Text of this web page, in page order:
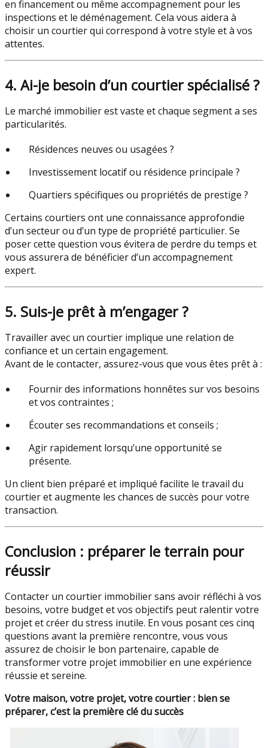
en financement ou même accompagnement pour les
inspections et le déménagement. Cela vous aidera à
choisir un courtier qui correspond à votre style et à vos
attentes.
4. Ai-je besoin d’un courtier spécialisé ?
Le marché immobilier est vaste et chaque segment a ses
particularités.
Résidences neuves ou usagées ?
Investissement locatif ou résidence principale ?
Quartiers spécifiques ou propriétés de prestige ?
Certains courtiers ont une connaissance approfondie
d’un secteur ou d’un type de propriété particulier. Se
poser cette question vous évitera de perdre du temps et
vous assurera de bénéficier d’un accompagnement
expert.
5. Suis-je prêt à m’engager ?
Travailler avec un courtier implique une relation de
confiance et un certain engagement.
Avant de le contacter, assurez-vous que vous êtes prêt à :
Fournir des informations honnêtes sur vos besoins
et vos contraintes ;
Écouter ses recommandations et conseils ;
Agir rapidement lorsqu’une opportunité se
présente.
Un client bien préparé et impliqué facilite le travail du
courtier et augmente les chances de succès pour votre
transaction.
Conclusion : préparer le terrain pour
réussir
Contacter un courtier immobilier sans avoir réfléchi à vos
besoins, votre budget et vos objectifs peut ralentir votre
projet et créer du stress inutile. En vous posant ces cinq
questions avant la première rencontre, vous vous
assurez de choisir le bon partenaire, capable de
transformer votre projet immobilier en une expérience
réussie et sereine.
Votre maison, votre projet, votre courtier : bien se
préparer, c’est la première clé du succès